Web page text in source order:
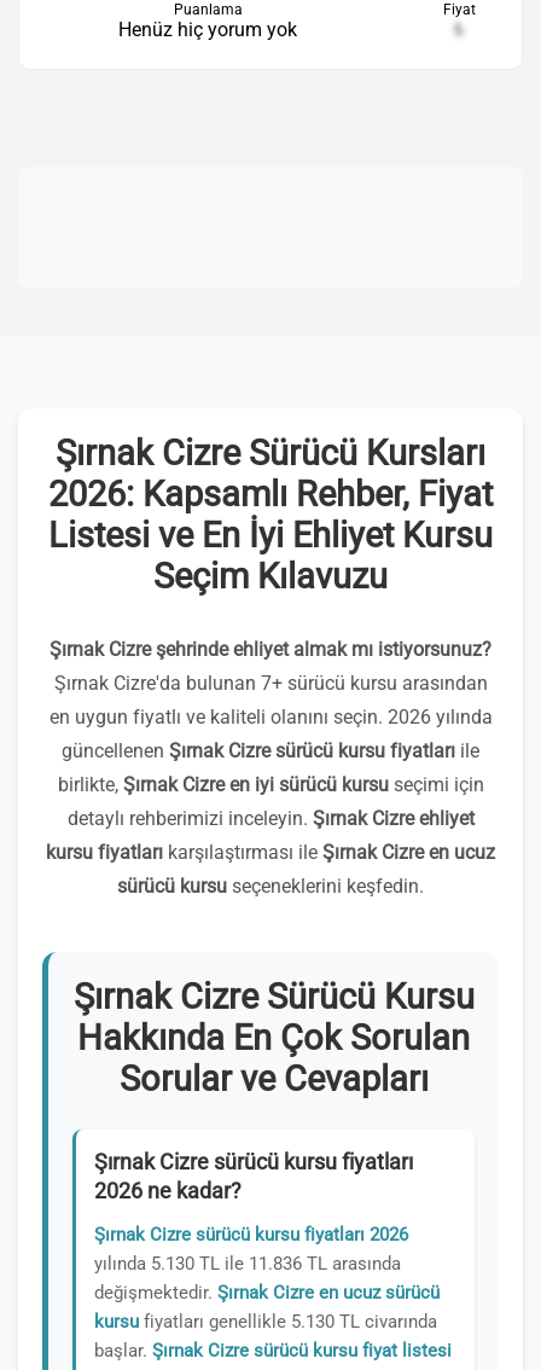
Puanlama
Henüz hiç yorum yok
Fiyat
₺
Şırnak Cizre Sürücü Kursları
2026: Kapsamlı Rehber, Fiyat
Listesi ve En İyi Ehliyet Kursu
Seçim Kılavuzu
Şırnak Cizre şehrinde ehliyet almak mı istiyorsunuz?
Şırnak Cizre'da bulunan 7+ sürücü kursu arasından
en uygun fiyatlı ve kaliteli olanını seçin. 2026 yılında
güncellenen Şırnak Cizre sürücü kursu fiyatları ile
birlikte, Şırnak Cizre en iyi sürücü kursuseçimi için
detaylı rehberimizi inceleyin. Şırnak Cizre ehliyet
kursu fiyatları karşılaştırması ile Şırnak Cizre en ucuz
sürücü kursu seçeneklerini keşfedin.
Şırnak Cizre Sürücü Kursu
Hakkında En Çok Sorulan
Sorular ve Cevapları
Şırnak Cizre sürücü kursu fiyatları
2026 ne kadar?
Şırnak Cizre sürücü kursu fiyatları 2026
yılında 5.130 TL ile 11.836 TL arasında
değişmektedir. Şırnak Cizre en ucuz sürücü
kursu fiyatları genellikle 5.130 TL civarında
başlar. Şırnak Cizre sürücü kursu fiyat listesi